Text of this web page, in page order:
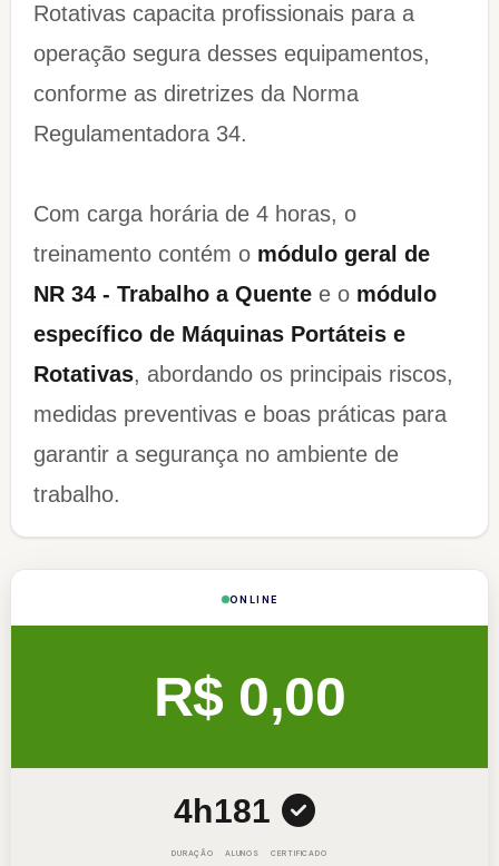
Rotativas capacita profissionais para a
operação segura desses equipamentos,
conforme as diretrizes da Norma
Regulamentadora 34.
Com carga horária de 4 horas, o
treinamento contém o módulo geral de
NR 34 - Trabalho a Quente e o módulo
específico de Máquinas Portáteis e
Rotativas, abordando os principais riscos,
medidas preventivas e boas práticas para
garantir a segurança no ambiente de
trabalho.
ONLINE
R$ 0,00
4h
DURAÇÃO
181
ALUNOS CERTIFICADO